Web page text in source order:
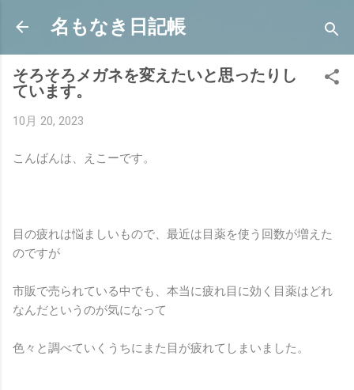
スキップしてメイン コンテンツに移動
名もなき日記帳
そろそろメガネを変えたいと思ったりし
ています。
10月 20, 2023
こんばんは、えこーです。
目の疲れは悩ましいもので、最近は目薬を使う回数が増えた
のですが
市販で売られている中でも、本当に疲れ目に効く目薬はどれ
なんだというのが気になって
色々と調べていくうちにまた目が疲れてしまいました。